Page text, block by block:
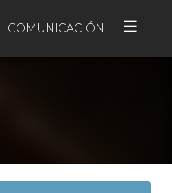
COMUNICACIÓN ☰